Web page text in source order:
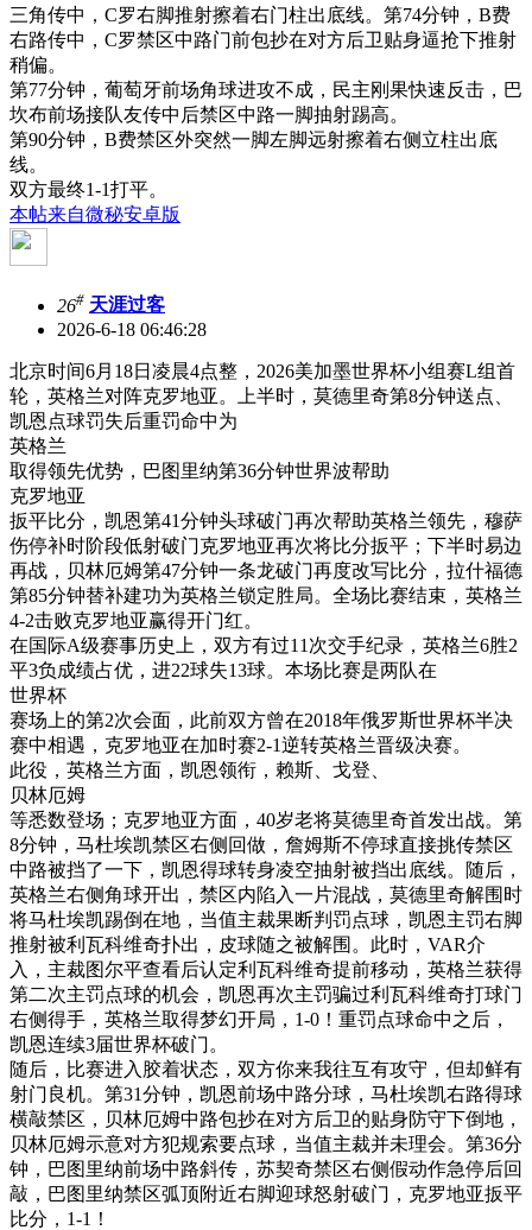
三角传中，C罗右脚推射擦着右门柱出底线。第74分钟，B费
右路传中，C罗禁区中路门前包抄在对方后卫贴身逼抢下推射
稍偏。
第77分钟，葡萄牙前场角球进攻不成，民主刚果快速反击，巴
坎布前场接队友传中后禁区中路一脚抽射踢高。
第90分钟，B费禁区外突然一脚左脚远射擦着右侧立柱出底
线。
双方最终1-1打平。
本帖来自微秘安卓版
26# 天涯过客
2026-6-18 06:46:28
北京时间6月18日凌晨4点整，2026美加墨世界杯小组赛L组首
轮，英格兰对阵克罗地亚。上半时，莫德里奇第8分钟送点、
凯恩点球罚失后重罚命中为
英格兰
取得领先优势，巴图里纳第36分钟世界波帮助
克罗地亚
扳平比分，凯恩第41分钟头球破门再次帮助英格兰领先，穆萨
伤停补时阶段低射破门克罗地亚再次将比分扳平；下半时易边
再战，贝林厄姆第47分钟一条龙破门再度改写比分，拉什福德
第85分钟替补建功为英格兰锁定胜局。全场比赛结束，英格兰
4-2击败克罗地亚赢得开门红。
在国际A级赛事历史上，双方有过11次交手纪录，英格兰6胜2
平3负成绩占优，进22球失13球。本场比赛是两队在
世界杯
赛场上的第2次会面，此前双方曾在2018年俄罗斯世界杯半决
赛中相遇，克罗地亚在加时赛2-1逆转英格兰晋级决赛。
此役，英格兰方面，凯恩领衔，赖斯、戈登、
贝林厄姆
等悉数登场；克罗地亚方面，40岁老将莫德里奇首发出战。第
8分钟，马杜埃凯禁区右侧回做，詹姆斯不停球直接挑传禁区
中路被挡了一下，凯恩得球转身凌空抽射被挡出底线。随后，
英格兰右侧角球开出，禁区内陷入一片混战，莫德里奇解围时
将马杜埃凯踢倒在地，当值主裁果断判罚点球，凯恩主罚右脚
推射被利瓦科维奇扑出，皮球随之被解围。此时，VAR介
入，主裁图尔平查看后认定利瓦科维奇提前移动，英格兰获得
第二次主罚点球的机会，凯恩再次主罚骗过利瓦科维奇打球门
右侧得手，英格兰取得梦幻开局，1-0！重罚点球命中之后，
凯恩连续3届世界杯破门。
随后，比赛进入胶着状态，双方你来我往互有攻守，但却鲜有
射门良机。第31分钟，凯恩前场中路分球，马杜埃凯右路得球
横敲禁区，贝林厄姆中路包抄在对方后卫的贴身防守下倒地，
贝林厄姆示意对方犯规索要点球，当值主裁并未理会。第36分
钟，巴图里纳前场中路斜传，苏契奇禁区右侧假动作急停后回
敲，巴图里纳禁区弧顶附近右脚迎球怒射破门，克罗地亚扳平
比分，1-1！